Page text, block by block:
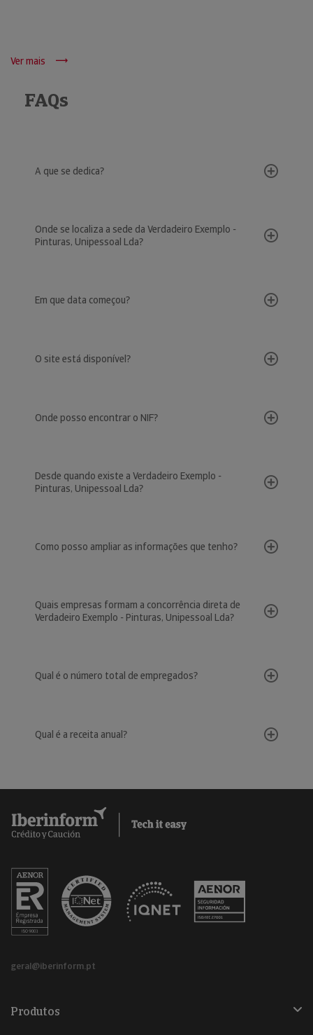
Ver mais
FAQs
A que se dedica?
Onde se localiza a sede da Verdadeiro Exemplo -
Pinturas, Unipessoal Lda?
Em que data começou?
O site está disponível?
Onde posso encontrar o NIF?
Desde quando existe a Verdadeiro Exemplo -
Pinturas, Unipessoal Lda?
Como posso ampliar as informações que tenho?
Quais empresas formam a concorrência direta de
Verdadeiro Exemplo - Pinturas, Unipessoal Lda?
Qual é o número total de empregados?
Qual é a receita anual?
geral@iberinform.pt
Produtos